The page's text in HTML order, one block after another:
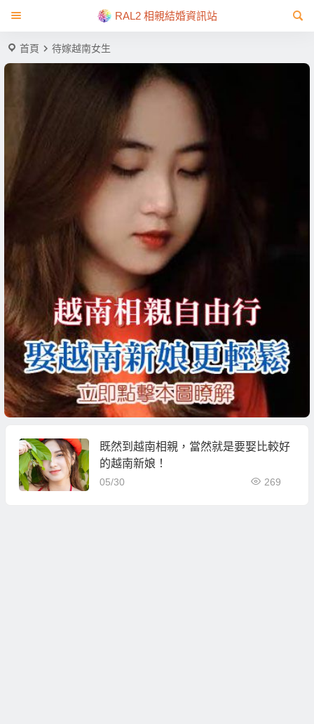
RAL2 相親結婚資訊站
首頁 待嫁越南女生
既然到越南相親，當然就是要娶比較好
的越南新娘！
05/30 269